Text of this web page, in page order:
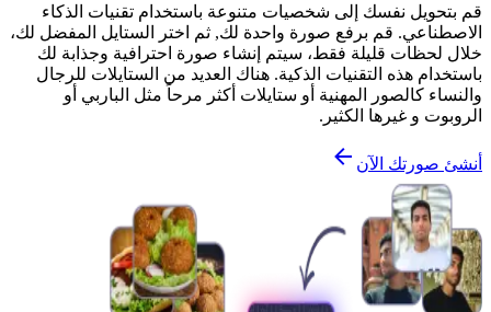
قم بتحويل نفسك إلى شخصيات متنوعة باستخدام تقنيات الذكاء
الاصطناعي. قم برفع صورة واحدة لك, ثم اختر الستايل المفضل لك،
خلال لحظات قليلة فقط، سيتم إنشاء صورة احترافية وجذابة لك
باستخدام هذه التقنيات الذكية. هناك العديد من الستايلات للرجال
والنساء كالصور المهنية أو ستايلات أكثر مرحاً مثل الباربي أو
الروبوت و غيرها الكثير.
أنشئ صورتك الآن